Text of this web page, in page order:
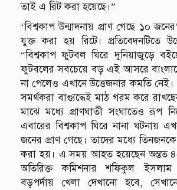
তাই এ রিট করা হয়েছে।”
‘বিশ্বকাপ উন্মাদনায় প্রাণ গেছে ১০
যুক্ত করা হয় রিটে। প্রতিবেদনটিতে
“বিশ্বকাপ ফুটবল ঘিরে দুনিয়াজুড়ে
ফুটবলের সবচেয়ে বড় এই আসরে
না পেলেও এখানে উত্তেজনার কমতি
সমর্থকরা বাগ্যুদ্ধেই মাঠ গরম করে
মাঝে মধ্যে প্রাণঘাতী সংঘাতেও রূপ
এবারের বিশ্বকাপ ঘিরে নানা ঘটনায়
জনের প্রাণ গেছে। তাদের মধ্যে
করা হয়। এ সময় আহত হয়েছেন অন্তত
অতিরিক্ত কমিশনার শফিকুল ইসলাম
বড়পর্দায় খেলা দেখানো হবে,